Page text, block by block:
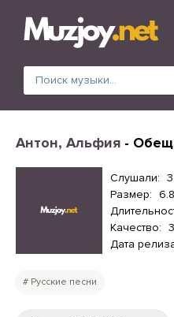
Антон, Альфия -
Слушали:
Размер:
Качество:
Дата
Русские песни